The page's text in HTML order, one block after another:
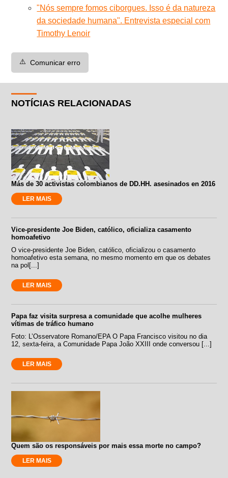
"Nós sempre fomos ciborgues. Isso é da natureza
da sociedade humana". Entrevista especial com
Timothy Lenoir
⚠️ Comunicar erro
NOTÍCIAS RELACIONADAS
Más de 30 activistas colombianos de DD.HH. asesinados en 2016
LER MAIS
Vice-presidente Joe Biden, católico, oficializa casamento
homoafetivo
O vice-presidente Joe Biden, católico, oficializou o casamento
homoafetivo esta semana, no mesmo momento em que os debates
na pol[...]
LER MAIS
Papa faz visita surpresa a comunidade que acolhe mulheres
vítimas de tráfico humano
Foto: L’Osservatore Romano/EPA O Papa Francisco visitou no dia
12, sexta-feira, a Comunidade Papa João XXIII onde conversou [...]
LER MAIS
Quem são os responsáveis por mais essa morte no campo?
LER MAIS